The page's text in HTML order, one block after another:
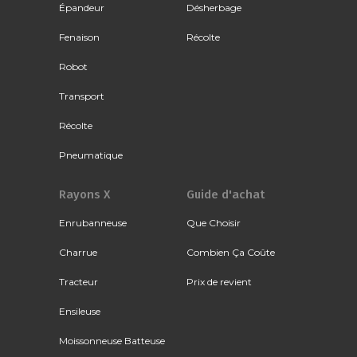
Épandeur
Fenaison
Robot
Transport
Récolte
Pneumatique
Désherbage
Récolte
Rayons X
Enrubanneuse
Charrue
Tracteur
Ensileuse
Moissonneuse Batteuse
Guide d'achat
Que Choisir
Combien Ça Coûte
Prix de revient